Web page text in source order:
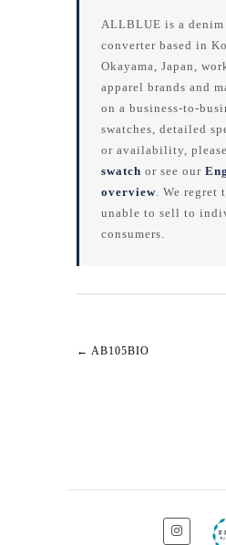
ALLBLUE is a
converter based in
Okayama, Japan,
apparel brands and
on a business-to-
swatches, detailed
or availability, please
swatch or see our
overview. We regret
unable to sell to
consumers.
← AB105BIO